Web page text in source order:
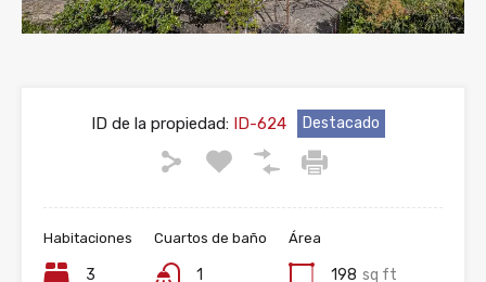
ID de la propiedad:ID-624 Destacado
Habitaciones
3
Cuartos de baño
1
Área
198 sq ft